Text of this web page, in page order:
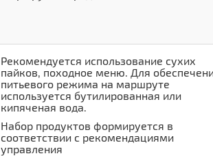
Рекомендуется использование сухих
пайков, походное меню. Для
питьевого режима на маршруте
используется бутилированная или
кипяченая вода.
Набор продуктов формируется в
соответствии с рекомендациями
управления